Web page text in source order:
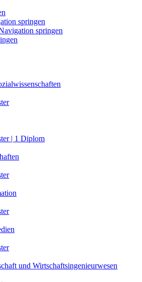
springen
springen
| 1 Diplom
und Wirtschaftsingenieurwesen